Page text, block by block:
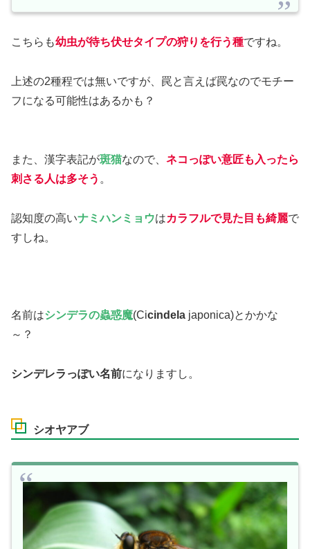
こちらも幼虫が待ち伏せタイプの狩りを行う種ですね。
上述の2種程では無いですが、罠と言えば罠なのでモチー
フになる可能性はあるかも？
また、漢字表記が斑猫なので、 ネコっぽい意匠も入ったら
刺さる人は多そう 。
認知度の高いナミハンミョウはカラフルで見た目も綺麗で
すしね。
名前はシンデラの蟲惑魔(Cicindela japonica)とかかな
～？
シンデレラっぽい名前になりますし。
シオヤアブ